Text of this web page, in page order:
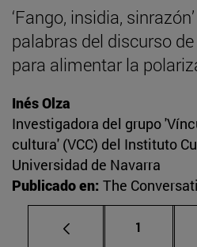
‘Fango, insidia,
palabras del discurso
para alimentar la
Inés Olza
Investigadora del grupo
cultura' (VCC) del Instituto
Universidad de Navarra
Publicado en: The
Página
1